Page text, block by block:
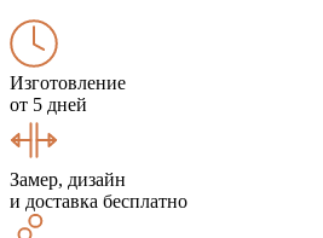
Изготовление
от 5 дней
Замер, дизайн
и доставка бесплатно